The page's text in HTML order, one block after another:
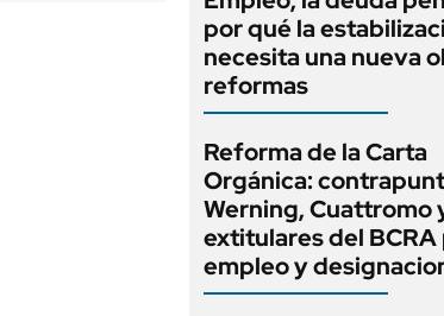
por qué la
necesita una nueva
reformas
Reforma de la Carta
Orgánica:
Werning, Cuattromo
extitulares del BCRA
empleo y